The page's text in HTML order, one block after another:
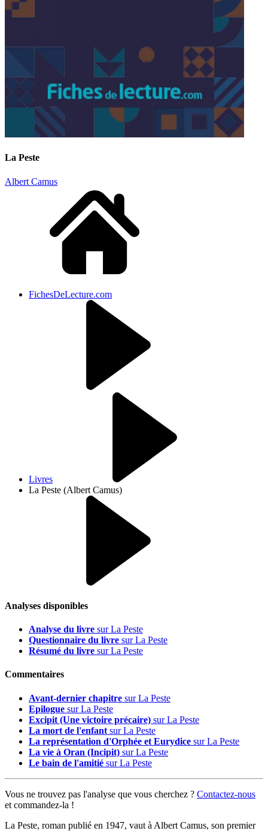
La Peste
Albert Camus
FichesDeLecture.com
Livres
La Peste (Albert Camus)
Analyses disponibles
Analyse du livre sur La Peste
Questionnaire du livre sur La Peste
Résumé du livre sur La Peste
Commentaires
Avant-dernier chapitre sur La Peste
Epilogue sur La Peste
Excipit (Une victoire précaire) sur La Peste
La mort de l'enfant sur La Peste
La représentation d'Orphée et Eurydice sur La Peste
La vie à Oran (Incipit) sur La Peste
Le bain de l'amitié sur La Peste
Vous ne trouvez pas l'analyse que vous cherchez ? Contactez-nous
et commandez-la !
La Peste, roman publié en 1947, vaut à Albert Camus, son premier